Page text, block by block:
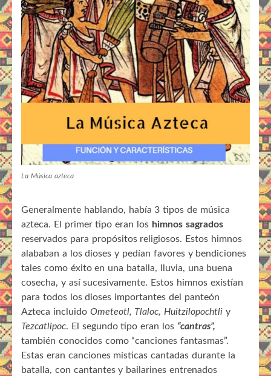
La Música azteca
Generalmente hablando, había 3 tipos de música
azteca. El primer tipo eran los himnos sagrados
reservados para propósitos religiosos. Estos himnos
alababan a los dioses y pedían favores y bendiciones
tales como éxito en una batalla, lluvia, una buena
cosecha, y así sucesivamente. Estos himnos existían
para todos los dioses importantes del panteón
Azteca incluido Ometeotl, Tlaloc, Huitzilopochtliy
Tezcatlipoc. El segundo tipo eran los “cantras”,
también conocidos como “canciones fantasmas”.
Estas eran canciones místicas cantadas durante la
batalla, con cantantes y bailarines entrenados